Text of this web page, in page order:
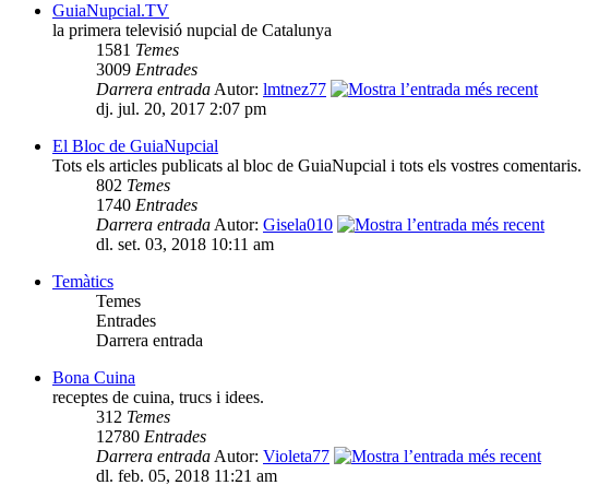
GuiaNupcial.TV
la primera televisió nupcial de Catalunya
1581 Temes
3009 Entrades
Darrera entrada Autor: lmtnez77
dj. jul. 20, 2017 2:07 pm
El Bloc de GuiaNupcial
Tots els articles publicats al bloc de GuiaNupcial i tots els vostres comentaris.
802 Temes
1740 Entrades
Darrera entrada Autor: Gisela010
dl. set. 03, 2018 10:11 am
Temàtics
Temes
Entrades
Darrera entrada
Bona Cuina
receptes de cuina, trucs i idees.
312 Temes
12780 Entrades
Darrera entrada Autor: Violeta77
dl. feb. 05, 2018 11:21 am